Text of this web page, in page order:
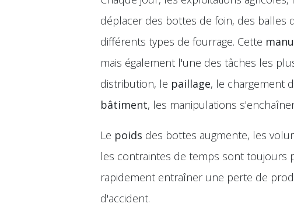
déplacer des bottes de foin, des balles
différents types de fourrage. Cette
mais également l'une des tâches les
distribution, le paillage, le chargement
bâtiment, les manipulations
Le poids des bottes augmente, les
les contraintes de temps sont toujours
rapidement entraîner une perte de
d'accident.